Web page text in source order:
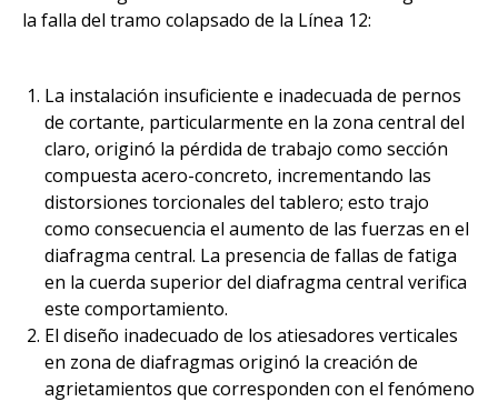
la falla del tramo colapsado de la Línea 12:
La instalación insuficiente e inadecuada de pernos
de cortante, particularmente en la zona central del
claro, originó la pérdida de trabajo como sección
compuesta acero-concreto, incrementando las
distorsiones torcionales del tablero; esto trajo
como consecuencia el aumento de las fuerzas en el
diafragma central. La presencia de fallas de fatiga
en la cuerda superior del diafragma central verifica
este comportamiento.
El diseño inadecuado de los atiesadores verticales
en zona de diafragmas originó la creación de
agrietamientos que corresponden con el fenómeno